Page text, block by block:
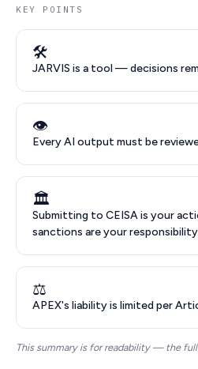
KEY POINTS
🛠
JARVIS is a tool — decisions
👁
Every AI output must be
🏛
Submitting to CEISA is your
sanctions are your
⚖️
APEX's liability is limited per
This summary is for readability — the